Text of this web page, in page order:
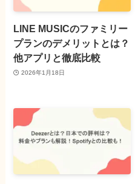
LINE MUSICのファミリー
プランのデメリットとは？
他アプリと徹底比較
2026年1月18日